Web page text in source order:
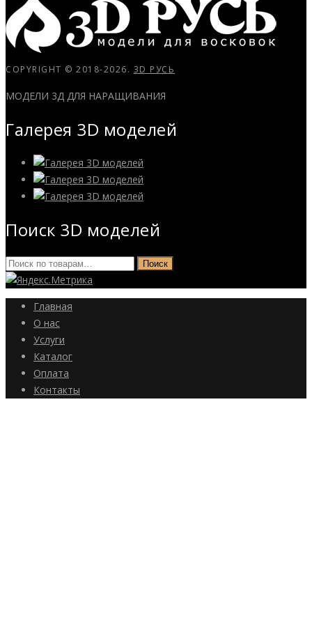
COPYRIGHT © 2018-2026. 3D РУСЬ
МОДЕЛИ 3Д ДЛЯ НАРАЩИВАНИЯ
Галерея 3D моделей
Поиск 3D моделей
Искать: Поиск
Главная
О нас
Услуги
Каталог
Оплата
Контакты